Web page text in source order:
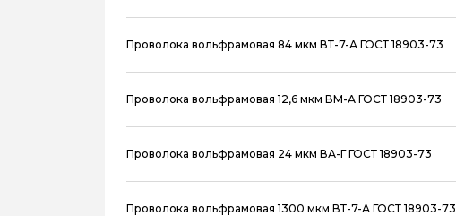
Проволока вольфрамовая 84 мкм ВТ-7-А ГОСТ 18903-73
Проволока вольфрамовая 12,6 мкм ВМ-А ГОСТ 18903-73
Проволока вольфрамовая 24 мкм ВА-Г ГОСТ 18903-73
Проволока вольфрамовая 1300 мкм ВТ-7-А ГОСТ 18903-73